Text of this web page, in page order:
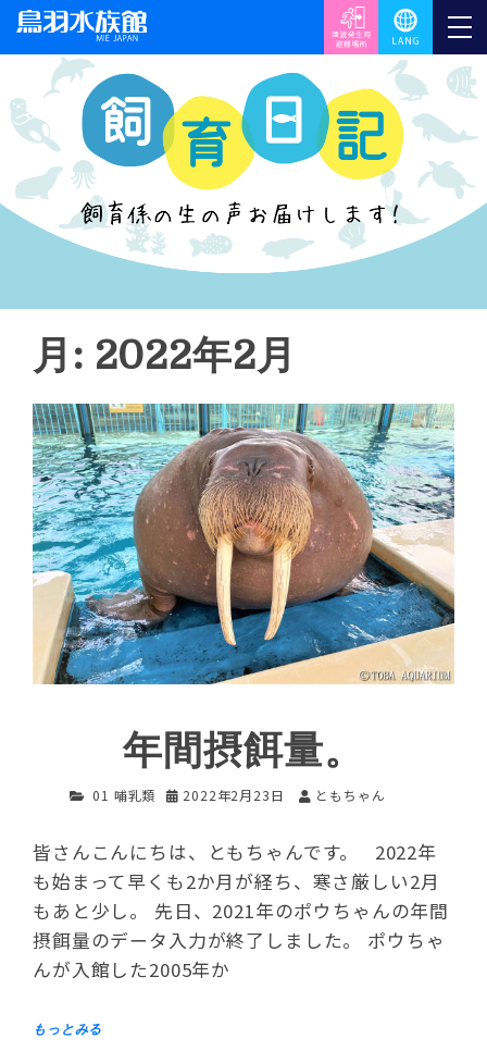
月: 2022年2月
年間摂餌量。
01 哺乳類 2022年2月23日 ともちゃん
皆さんこんにちは、ともちゃんです。 2022年
も始まって早くも2か月が経ち、寒さ厳しい2月
もあと少し。 先日、2021年のポウちゃんの年間
摂餌量のデータ入力が終了しました。 ポウちゃ
んが入館した2005年か